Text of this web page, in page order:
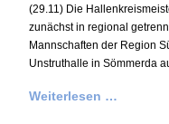
(29.11) Die
zunächst in regional
Mannschaften der Region
Unstruthalle in Sömmerda
Weiterlesen …